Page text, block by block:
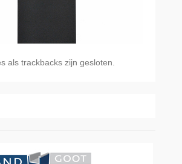
als trackbacks zijn gesloten.